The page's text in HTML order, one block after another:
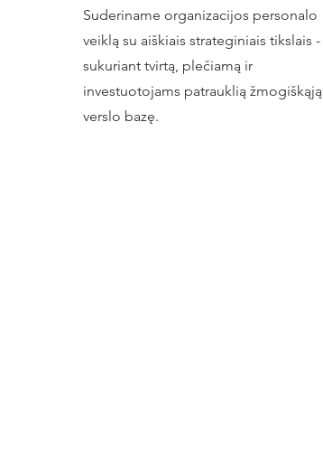
Suderiname organizacijos personalo
veiklą su aiškiais strateginiais tikslais -
sukuriant tvirtą, plečiamą ir
investuotojams patrauklią žmogiškąją
verslo bazę.